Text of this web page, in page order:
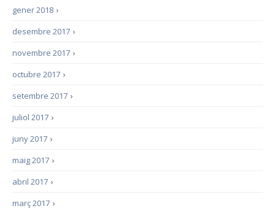
›
gener 2018
›
desembre 2017
›
novembre 2017
›
octubre 2017
›
setembre 2017
›
juliol 2017
›
juny 2017
›
maig 2017
›
abril 2017
›
març 2017